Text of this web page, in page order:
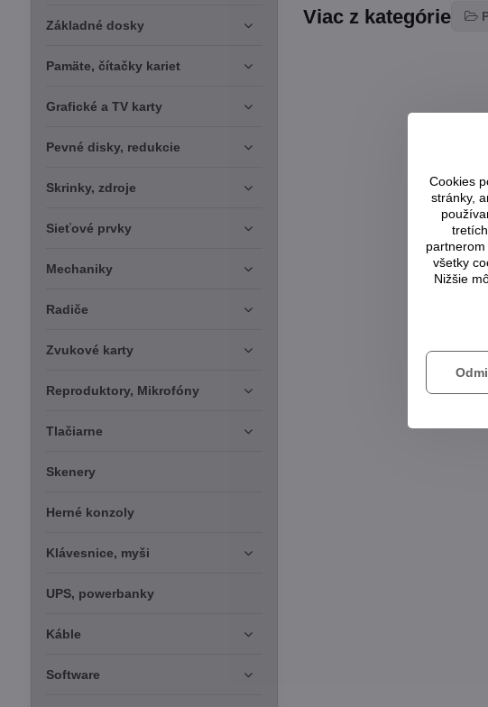
Viac z kategórie
Základné dosky
Pamäte, čítačky kariet
Grafické a TV karty
Pevné disky, redukcie
Skrinky, zdroje
Sieťové prvky
Mechaniky
Radiče
Zvukové karty
Reproduktory, Mikrofóny
Tlačiarne
Skenery
Herné konzoly
Klávesnice, myši
UPS, powerbanky
Káble
Software
Cookies
stránky,
partnerom
všetky
Nižšie